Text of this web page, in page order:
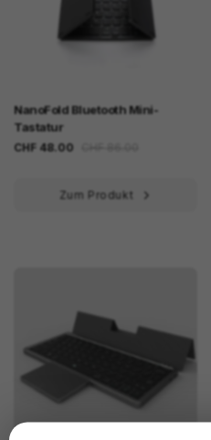
NanoFold Bluetooth Mini-
Tastatur
CHF 48.00
Zum Produkt